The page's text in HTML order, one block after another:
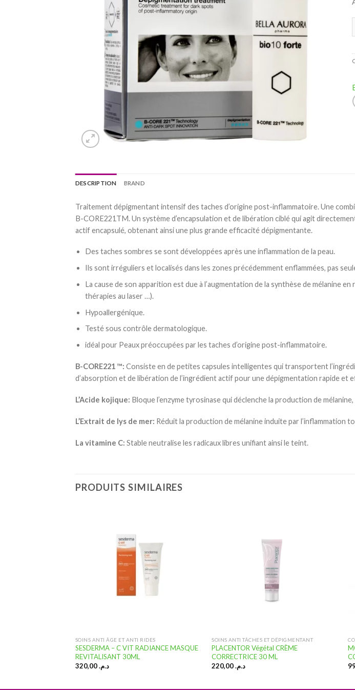
DESCRIPTION BRAND
Traitement dépigmentant intensif des taches d’origine post-inflammatoire. Une
B-CORE221TM. Un système d’encapsulation et de libération ciblé qui agit
actif encapsulé, obtenant ainsi une plus grande efficacité dépigmentante.
Des taches sombres se sont développées après une inflammation de la peau.
Ils sont irréguliers et localisés dans les zones précédemment enflammées, pas
La cause de son apparition est due à l’augmentation de la synthèse de mélanine
thérapies au laser …).
Hypoallergénique.
Testé sous contrôle dermatologique.
idéal pour Peaux préoccupées par les taches d’origine post-inflammatoire.
B-CORE221 ™: Consiste en de petites capsules intelligentes qui transportent
d’absorption et de libération de l’ingrédient actif pour une dépigmentation rapide et
L’Acide kojique: Bloque l’enzyme tyrosinase qui déclenche la production de
L’Extrait de lys de mer: Réduit la production de mélanine induite par l’inflammation
La vitamine C: Stable neutralise les radicaux libres unifiant ainsi le teint.
PRODUITS SIMILAIRES
SOINS ANTI ÂGE ET ANTI RIDES
SESDERMA – C VIT RADIANCE MASQUE
REVITALISANT 30ML
د.م.320,00
SOINS ANTI TÂCHES ET DÉPIGMENTANT
PLACENTOR Végétal CRÈME
CORRECTRICE 30 ML
د.م.220,00